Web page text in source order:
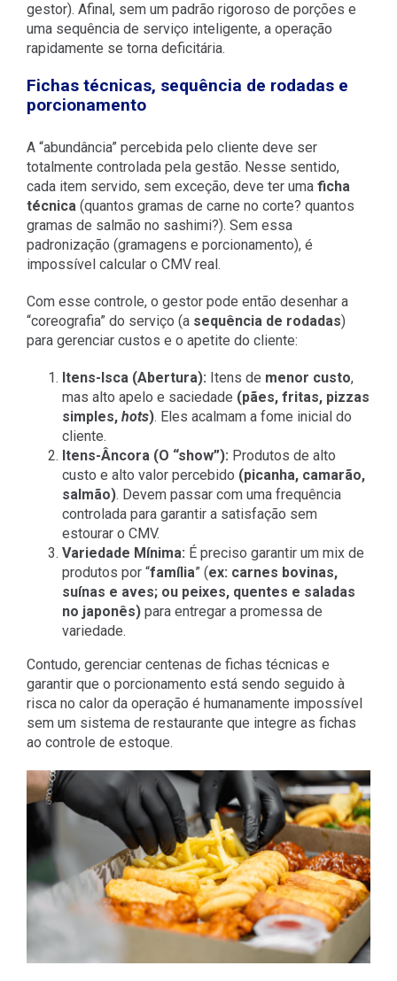
gestor). Afinal, sem um padrão rigoroso de porções e
uma sequência de serviço inteligente, a operação
rapidamente se torna deficitária.
Fichas técnicas, sequência de rodadas e
porcionamento
A “abundância” percebida pelo cliente deve ser
totalmente controlada pela gestão. Nesse sentido,
cada item servido, sem exceção, deve ter uma ficha
técnica(quantos gramas de carne no corte? quantos
gramas de salmão no sashimi?). Sem essa
padronização (gramagens e porcionamento), é
impossível calcular o CMV real.
Com esse controle, o gestor pode então desenhar a
“coreografia” do serviço (a sequência de rodadas)
para gerenciar custos e o apetite do cliente:
Itens-Isca (Abertura): Itens de menor custo,
mas alto apelo e saciedade (pães, fritas, pizzas
simples, hots). Eles acalmam a fome inicial do
cliente.
Itens-Âncora (O “show”): Produtos de alto
custo e alto valor percebido (picanha, camarão,
salmão). Devem passar com uma frequência
controlada para garantir a satisfação sem
estourar o CMV.
Variedade Mínima: É preciso garantir um mix de
produtos por “família” (ex: carnes bovinas,
suínas e aves; ou peixes, quentes e saladas
no japonês)para entregar a promessa de
variedade.
Contudo, gerenciar centenas de fichas técnicas e
garantir que o porcionamento está sendo seguido à
risca no calor da operação é humanamente impossível
sem um sistema de restaurante que integre as fichas
ao controle de estoque.